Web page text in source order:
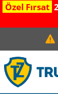
Özel Fırsat